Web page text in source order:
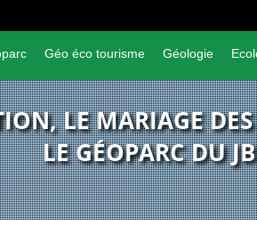
Géo éco tourisme Géologie
LE MARIAGE
LE GÉOPARC DU